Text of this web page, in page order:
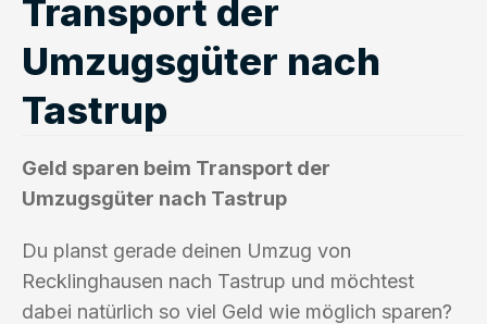
Transport der
Umzugsgüter nach
Tastrup
Geld sparen beim Transport der
Umzugsgüter nach Tastrup
Du planst gerade deinen Umzug von
Recklinghausen nach Tastrup und möchtest
dabei natürlich so viel Geld wie möglich sparen?